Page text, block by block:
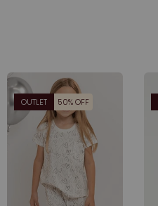
OUTLET 50% OFF